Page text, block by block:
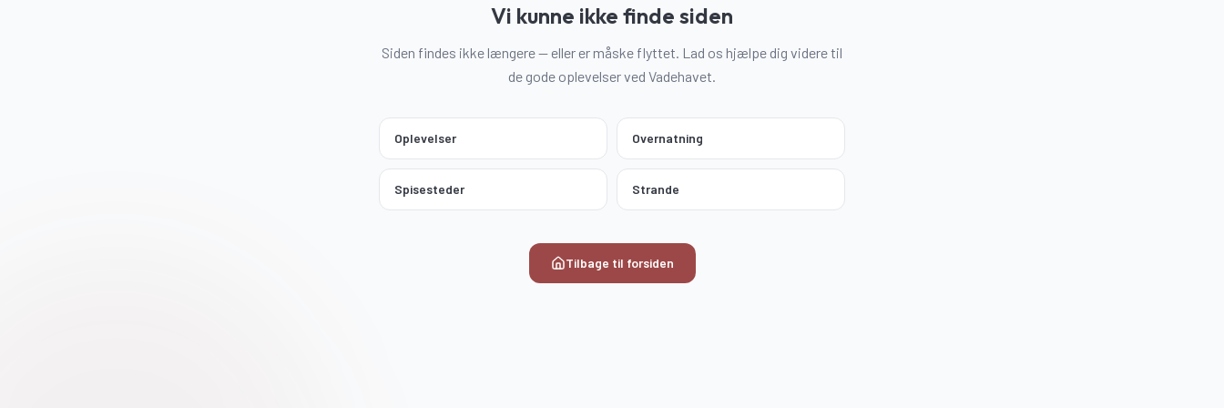
Vi kunne ikke finde siden
Siden findes ikke længere — eller er måske flyttet. Lad os hjælpe dig videre til
de gode oplevelser ved Vadehavet.
Oplevelser Overnatning
Spisesteder Strande
Tilbage til forsiden